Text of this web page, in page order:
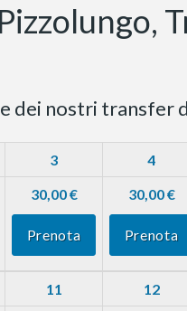
dei nostri transfer
3 4
30,00 €
Prenota
30,00 €
Prenota
11 12